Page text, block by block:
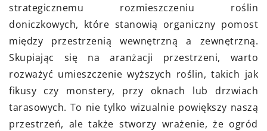
strategicznemu rozmieszczeniu roślin
doniczkowych, które stanowią organiczny pomost
między przestrzenią wewnętrzną a zewnętrzną.
Skupiając się na aranżacji przestrzeni, warto
rozważyć umieszczenie wyższych roślin, takich jak
fikusy czy monstery, przy oknach lub drzwiach
tarasowych. To nie tylko wizualnie powiększy naszą
przestrzeń, ale także stworzy wrażenie, że ogród